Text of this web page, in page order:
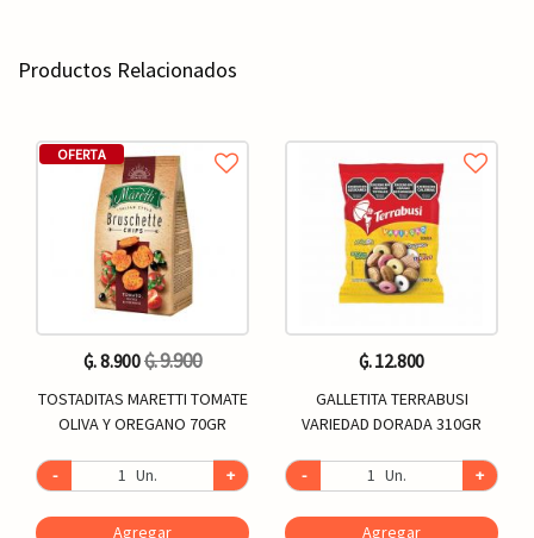
Productos Relacionados
OFERTA
₲. 8.900₲. 9.900
TOSTADITAS MARETTI TOMATE
OLIVA Y OREGANO 70GR
- Un. +
Agregar
₲. 12.800
GALLETITA TERRABUSI
VARIEDAD DORADA 310GR
- Un. +
Agregar